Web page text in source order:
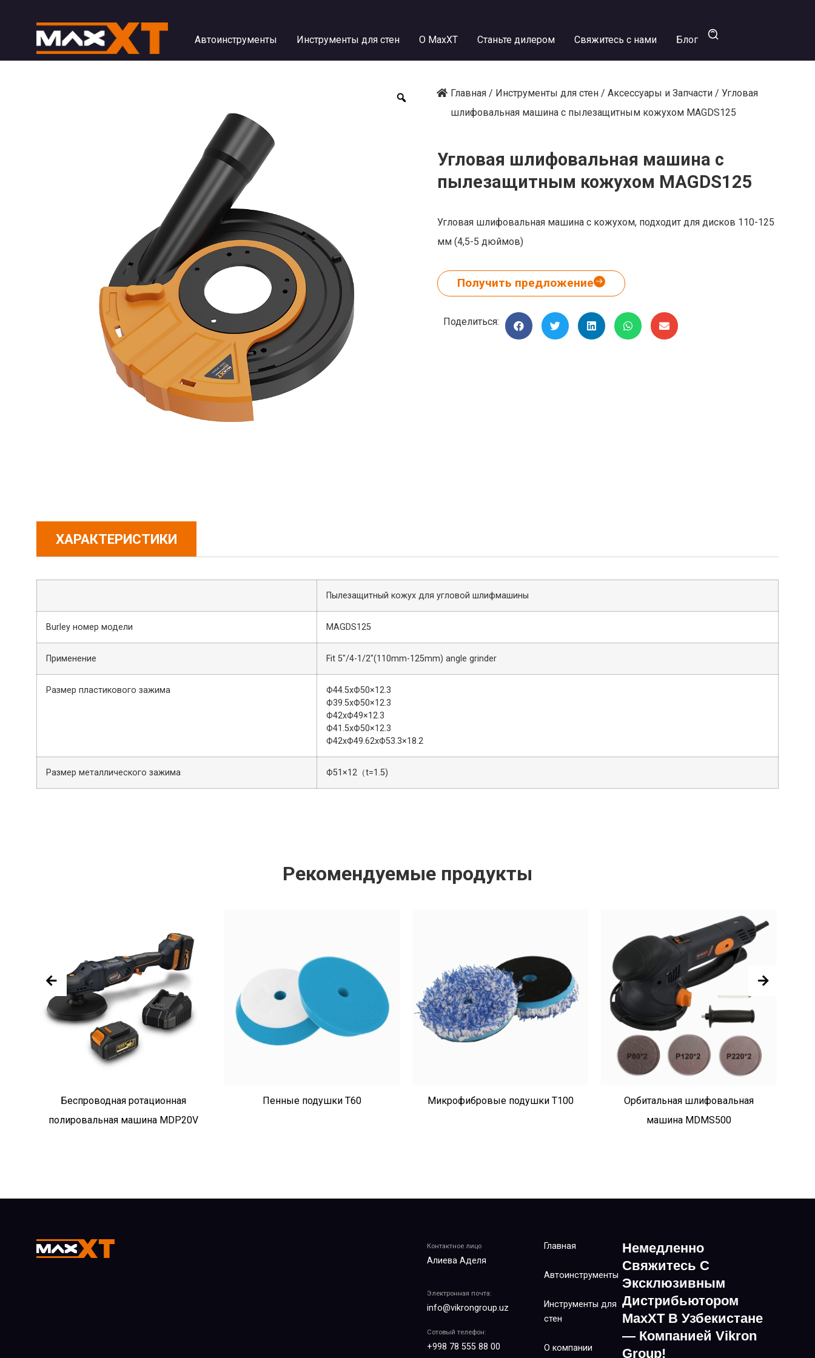
Автоинструменты Инструменты для стен О MaxXT Станьте дилером Свяжитесь с нами Блог
Главная/ Инструменты для стен/ Аксессуары и Запчасти/ Угловая
шлифовальная машина с пылезащитным кожухом MAGDS125
Угловая шлифовальная машина с
пылезащитным кожухом MAGDS125
Угловая шлифовальная машина с кожухом, подходит для дисков 110-125
мм (4,5-5 дюймов)
Получить предложение
Поделиться:
ХАРАКТЕРИСТИКИ
Пылезащитный кожух для угловой шлифмашины
Burley номер модели MAGDS125
Применение Fit 5″/4-1/2″(110mm-125mm) angle grinder
Размер пластикового зажима
Ф44.5xФ50×12.3
Ф39.5xФ50×12.3
Ф42xФ49×12.3
Ф41.5xФ50×12.3
Ф42xФ49.62xФ53.3×18.2
Размер металлического зажима Ф51×12（t=1.5)
Рекомендуемые продукты
Беспроводная ротационная
полировальная машина MDP20V
Пенные подушки T60 Микрофибровые подушки T100
Орбитальная шлифовальная
машина MDMS500
Контактное лицо
Алиева Аделя
Электронная почта:
info@vikrongroup.uz
Сотовый телефон:
+998 78 555 88 00
Главная
Автоинструменты
Инструменты для
стен
О компании
Немедленно
Свяжитесь С
Эксклюзивным
Дистрибьютором
MaxXT В Узбекистане
— Компанией Vikron
Group!